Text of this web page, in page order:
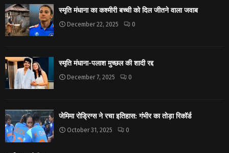
स्मृति मंधाना का कश्मीरी बच्ची को दिल जीतने वाला जवाब
December 22, 2025 0
स्मृति मंधाना-पलाश मुच्छल की शादी रद्द
December 7, 2025 0
जेमिमा रोड्रिग्स ने रचा इतिहास: गंभीर का तोड़ा रिकॉर्ड
October 31, 2025 0